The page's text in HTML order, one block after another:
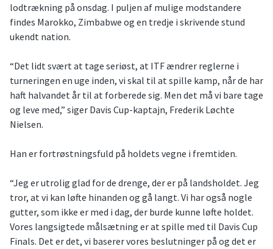
lodtrækning på onsdag. I puljen af mulige modstandere
findes Marokko, Zimbabwe og en tredje i skrivende stund
ukendt nation.
“Det lidt svært at tage seriøst, at ITF ændrer reglerne i
turneringen en uge inden, vi skal til at spille kamp, når de har
haft halvandet år til at forberede sig. Men det må vi bare tage
og leve med,” siger Davis Cup-kaptajn, Frederik Løchte
Nielsen.
Han er fortrøstningsfuld på holdets vegne i fremtiden.
“Jeg er utrolig glad for de drenge, der er på landsholdet. Jeg
tror, at vi kan løfte hinanden og gå langt. Vi har også nogle
gutter, som ikke er med i dag, der burde kunne løfte holdet.
Vores langsigtede målsætning er at spille med til Davis Cup
Finals. Det er det, vi baserer vores beslutninger på og det er